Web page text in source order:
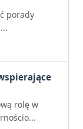
porady
rolę w